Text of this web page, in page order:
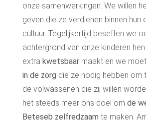
onze samenwerkingen. We willen
geven die ze verdienen binnen hun
cultuur. Tegelijkertijd beseffen we
achtergrond van onze kinderen hen
extra kwetsbaar maakt en we
in de zorg die ze nodig hebben om
de volwassenen die zij willen
het steeds meer ons doel om de
Beteseb zelfredzaam te maken.